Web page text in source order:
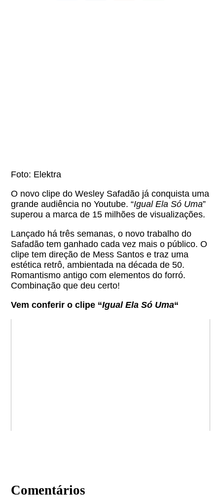
Foto: Elektra
O novo clipe do Wesley Safadão já conquista uma
grande audiência no Youtube. “Igual Ela Só Uma”
superou a marca de 15 milhões de visualizações.
Lançado há três semanas, o novo trabalho do
Safadão tem ganhado cada vez mais o público. O
clipe tem direção de Mess Santos e traz uma
estética retrô, ambientada na década de 50.
Romantismo antigo com elementos do forró.
Combinação que deu certo!
Vem conferir o clipe “Igual Ela Só Uma“
Comentários